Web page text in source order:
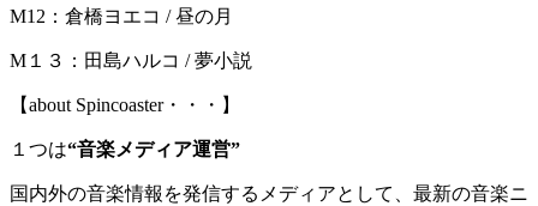
M12：倉橋ヨエコ / 昼の月
M１３：田島ハルコ / 夢小説
【about Spincoaster・・・】
１つは“音楽メディア運営”
国内外の音楽情報を発信するメディアとして、最新の音楽ニ